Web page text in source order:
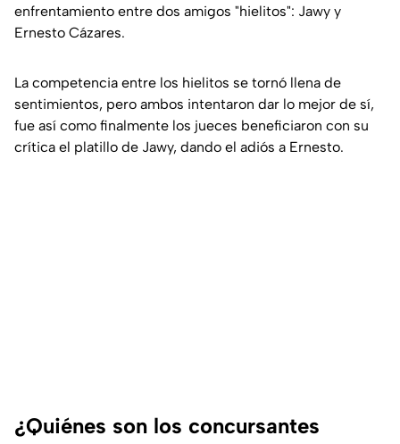
enfrentamiento entre dos amigos "hielitos": Jawy y
Ernesto Cázares.
La competencia entre los hielitos se tornó llena de
sentimientos, pero ambos intentaron dar lo mejor de sí,
fue así como finalmente los jueces beneficiaron con su
crítica el platillo de Jawy, dando el adiós a Ernesto.
¿Quiénes son los concursantes